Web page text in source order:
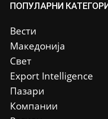
ПОПУЛАРНИ
Вести
Македонија
Свет
Еxport Intelligence
Пазари
Компании